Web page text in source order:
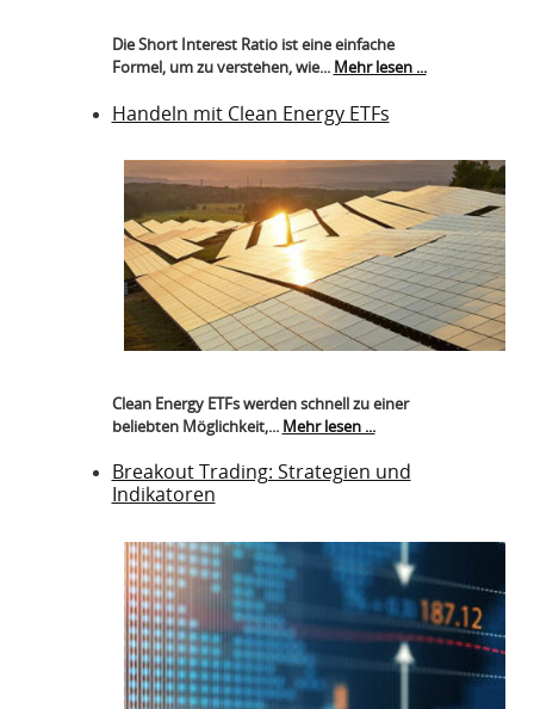
Die Short Interest Ratio ist eine einfache
Formel, um zu verstehen, wie... Mehr lesen ...
Handeln mit Clean Energy ETFs
Clean Energy ETFs werden schnell zu einer
beliebten Möglichkeit,... Mehr lesen ...
Breakout Trading: Strategien und
Indikatoren